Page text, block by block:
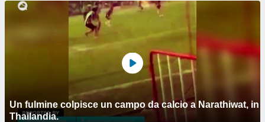
Un fulmine colpisce un campo da calcio a Narathiwat, in
Thailandia.